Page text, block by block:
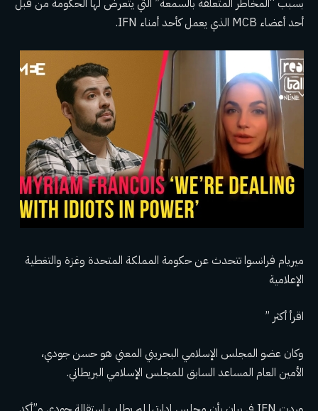
بسبب “المخاطر المتعلقة بالسمعة” التي يتعرض لها الحكومة من قبل
أحد أعضاء MCB الذي يعمل كأحد أمناء IFN.
ميريام فرانسوا تتحدث عن حكومة المملكة المتحدة وغزة والتغطية
الإعلامية
اقرأ أكثر ”
وكان عضو المجلس الإسلامي البحريني المعني هو حسن جودي،
الأمين العام المساعد السابق للمجلس الإسلامي البريطاني.